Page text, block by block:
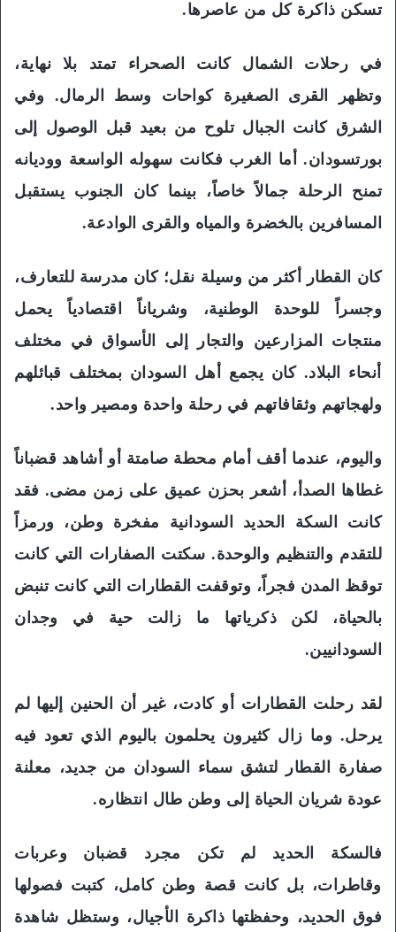
تسكن ذاكرة كل من عاصرها.
في رحلات الشمال كانت الصحراء تمتد بلا نهاية،
وتظهر القرى الصغيرة كواحات وسط الرمال. وفي
الشرق كانت الجبال تلوح من بعيد قبل الوصول إلى
بورتسودان. أما الغرب فكانت سهوله الواسعة ووديانه
تمنح الرحلة جمالاً خاصاً، بينما كان الجنوب يستقبل
المسافرين بالخضرة والمياه والقرى الوادعة.
كان القطار أكثر من وسيلة نقل؛ كان مدرسة للتعارف،
وجسراً للوحدة الوطنية، وشرياناً اقتصادياً يحمل
منتجات المزارعين والتجار إلى الأسواق في مختلف
أنحاء البلاد. كان يجمع أهل السودان بمختلف قبائلهم
ولهجاتهم وثقافاتهم في رحلة واحدة ومصير واحد.
واليوم، عندما أقف أمام محطة صامتة أو أشاهد قضباناً
غطاها الصدأ، أشعر بحزن عميق على زمن مضى. فقد
كانت السكة الحديد السودانية مفخرة وطن، ورمزاً
للتقدم والتنظيم والوحدة. سكتت الصفارات التي كانت
توقظ المدن فجراً، وتوقفت القطارات التي كانت تنبض
بالحياة، لكن ذكرياتها ما زالت حية في وجدان
السودانيين.
لقد رحلت القطارات أو كادت، غير أن الحنين إليها لم
يرحل. وما زال كثيرون يحلمون باليوم الذي تعود فيه
صفارة القطار لتشق سماء السودان من جديد، معلنة
عودة شريان الحياة إلى وطن طال انتظاره.
فالسكة الحديد لم تكن مجرد قضبان وعربات
وقاطرات، بل كانت قصة وطن كامل، كتبت فصولها
فوق الحديد، وحفظتها ذاكرة الأجيال، وستظل شاهدة